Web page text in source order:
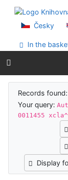
Go to menu
Accessibility
Česky
In the
Search
Records
Your query:
0011455
Display